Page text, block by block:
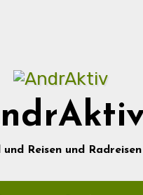
und Reisen und Radreisen